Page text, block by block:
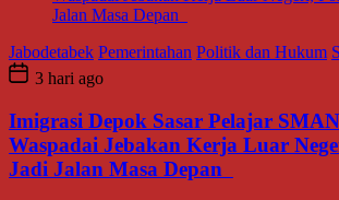
Jabodetabek Pemerintahan Politik dan Hukum
3 hari ago
Imigrasi Depok Sasar Pelajar
Waspadai Jebakan Kerja Luar
Jadi Jalan Masa Depan